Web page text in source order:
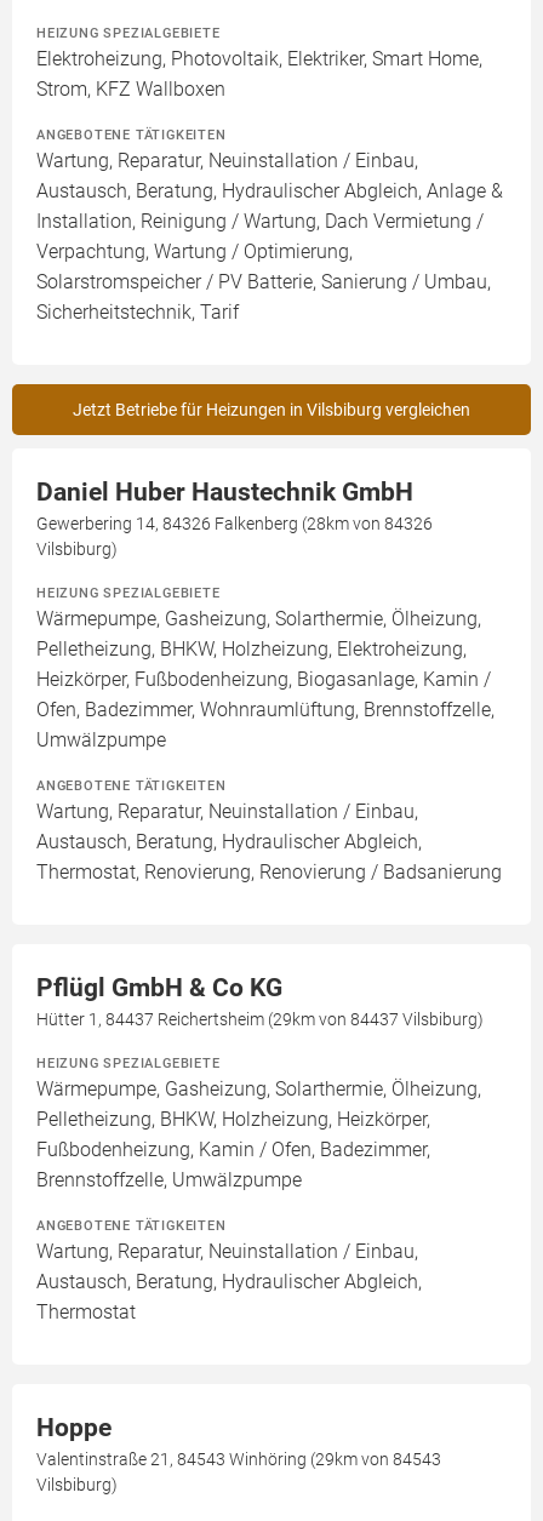
HEIZUNG SPEZIALGEBIETE
Elektroheizung, Photovoltaik, Elektriker, Smart Home,
Strom, KFZ Wallboxen
ANGEBOTENE TÄTIGKEITEN
Wartung, Reparatur, Neuinstallation / Einbau,
Austausch, Beratung, Hydraulischer Abgleich, Anlage &
Installation, Reinigung / Wartung, Dach Vermietung /
Verpachtung, Wartung / Optimierung,
Solarstromspeicher / PV Batterie, Sanierung / Umbau,
Sicherheitstechnik, Tarif
Jetzt Betriebe für Heizungen in Vilsbiburg vergleichen
Daniel Huber Haustechnik GmbH
Gewerbering 14, 84326 Falkenberg (28km von 84326
Vilsbiburg)
HEIZUNG SPEZIALGEBIETE
Wärmepumpe, Gasheizung, Solarthermie, Ölheizung,
Pelletheizung, BHKW, Holzheizung, Elektroheizung,
Heizkörper, Fußbodenheizung, Biogasanlage, Kamin /
Ofen, Badezimmer, Wohnraumlüftung, Brennstoffzelle,
Umwälzpumpe
ANGEBOTENE TÄTIGKEITEN
Wartung, Reparatur, Neuinstallation / Einbau,
Austausch, Beratung, Hydraulischer Abgleich,
Thermostat, Renovierung, Renovierung / Badsanierung
Pflügl GmbH & Co KG
Hütter 1, 84437 Reichertsheim (29km von 84437 Vilsbiburg)
HEIZUNG SPEZIALGEBIETE
Wärmepumpe, Gasheizung, Solarthermie, Ölheizung,
Pelletheizung, BHKW, Holzheizung, Heizkörper,
Fußbodenheizung, Kamin / Ofen, Badezimmer,
Brennstoffzelle, Umwälzpumpe
ANGEBOTENE TÄTIGKEITEN
Wartung, Reparatur, Neuinstallation / Einbau,
Austausch, Beratung, Hydraulischer Abgleich,
Thermostat
Hoppe
Valentinstraße 21, 84543 Winhöring (29km von 84543
Vilsbiburg)